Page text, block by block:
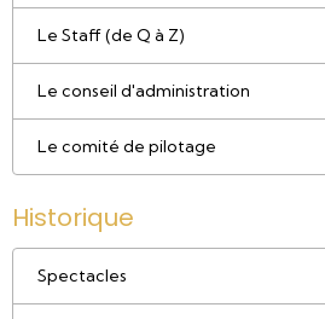
Le Staff (de Q à Z)
Le conseil d'administration
Le comité de pilotage
Historique
Spectacles